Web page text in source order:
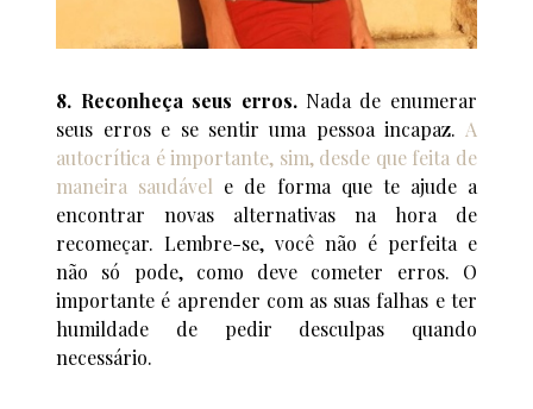
8. Reconheça seus erros.Nada de enumerar
seus erros e se sentir uma pessoa incapaz. A
autocrítica é importante, sim, desde que feita de
maneira saudável e de forma que te ajude a
encontrar novas alternativas na hora de
recomeçar. Lembre-se, você não é perfeita e
não só pode, como deve cometer erros. O
importante é aprender com as suas falhas e ter
humildade de pedir desculpas quando
necessário.